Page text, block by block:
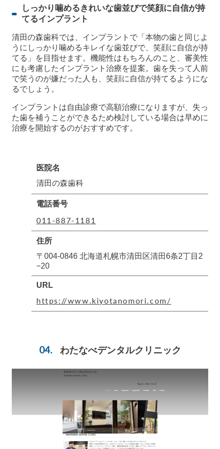
しっかり噛めるきれいな歯並びで笑顔に自信が持
てるインプラント
清田の森歯科では、インプラントで「本物の歯と同じよ
うにしっかり噛めるキレイな歯並びで、笑顔に自信が持
てる」を目指せます。機能性はもちろんのこと、審美性
にも考慮したインプラント治療を提案。歯を失って人前
で笑うのが嫌だった人も、笑顔に自信が持てるようにな
るでしょう。
インプラントは自由診療で高額治療になりますが、失っ
た歯を補うことができるため検討している場合は早めに
治療を開始するのがおすすめです。
医院名
清田の森歯科
電話番号
011-887-1181
住所
〒004-0846 北海道札幌市清田区清田6条2丁目2
−20
URL
https://www.kiyotanomori.com/
わたなべデンタルクリニック